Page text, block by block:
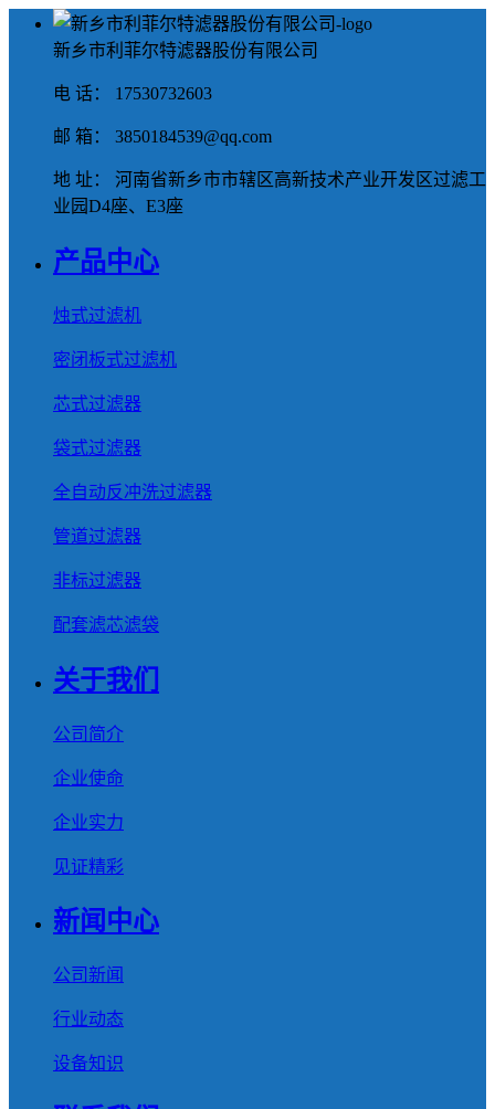
新乡市利菲尔特滤器股份有限公司
电 话： 17530732603
邮 箱： 3850184539@qq.com
地 址： 河南省新乡市市辖区高新技术产业开发区过滤工
业园D4座、E3座
产品中心
烛式过滤机
密闭板式过滤机
芯式过滤器
袋式过滤器
全自动反冲洗过滤器
管道过滤器
非标过滤器
配套滤芯滤袋
关于我们
公司简介
企业使命
企业实力
见证精彩
新闻中心
公司新闻
行业动态
设备知识